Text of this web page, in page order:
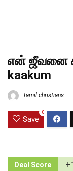
என் ஜீவனை
kaakum
Tamil christians
Save
0
Deal Score